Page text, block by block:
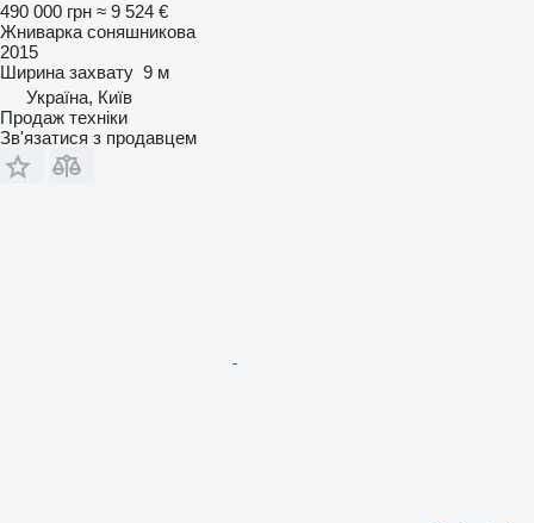
490 000 грн ≈ 9 524 €
Жниварка соняшникова
2015
Ширина захвату 9 м
Україна, Київ
Продаж техніки
Зв'язатися з продавцем